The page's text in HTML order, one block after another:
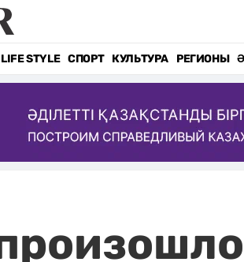
LIFE STYLE СПОРТ КУЛЬТУРА РЕГИОНЫ